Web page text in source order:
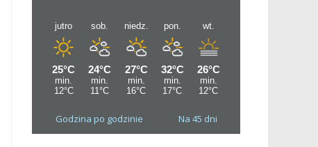
Godzina po godzinie Na 45 dni